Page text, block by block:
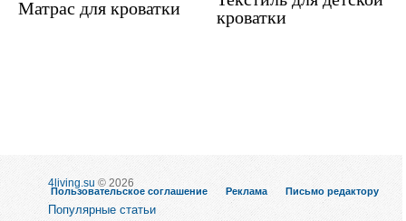
Матрас для кроватки кроватки
4living.su © 2026
Пользовательское соглашение Реклама Письмо редактору
Популярные статьи